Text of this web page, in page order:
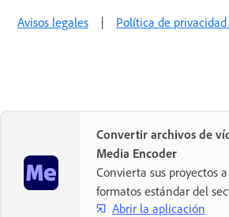
Avisos legales | Política de
Convertir archivos de
Media Encoder
Convierta sus proyectos
formatos estándar del
Abrir la aplicación